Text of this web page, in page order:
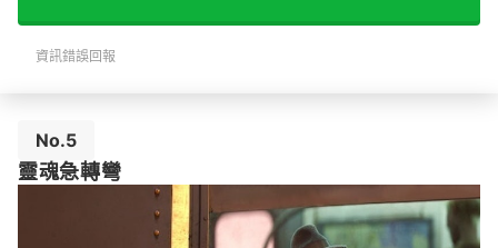
資訊錯誤回報
No.5
靈魂急轉彎